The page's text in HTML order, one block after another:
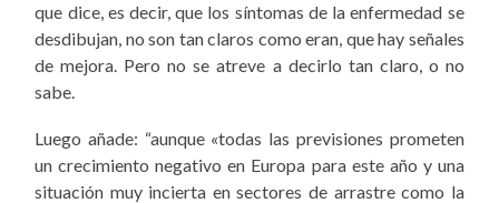
que dice, es decir, que los síntomas de la enfermedad se
desdibujan, no son tan claros como eran, que hay señales
de mejora. Pero no se atreve a decirlo tan claro, o no
sabe.
Luego añade: “aunque «todas las previsiones prometen
un crecimiento negativo en Europa para este año y una
situación muy incierta en sectores de arrastre como la